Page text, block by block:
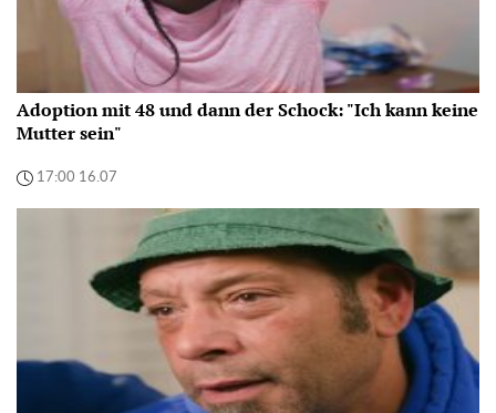
Adoption mit 48 und dann der Schock: "Ich kann keine
Mutter sein"
17:00 16.07